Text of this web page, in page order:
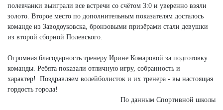
полевчанки выиграли все встречи со счётом 3:0 и уверенно взяли
золото. Второе место по дополнительным показателям досталось
команде из Заводоуковска, бронзовыми призёрами стали девушки
из второй сборной Полевского.
Огромная благодарность тренеру Ирине Комаровой за подготовку
команды. Ребята показали отличную игру, собранность и
характер! Поздравляем волейболисток и их тренера - вы настоящая
гордость города!
По данным Спортивной школы